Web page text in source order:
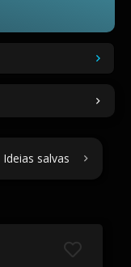
Ideias salvas